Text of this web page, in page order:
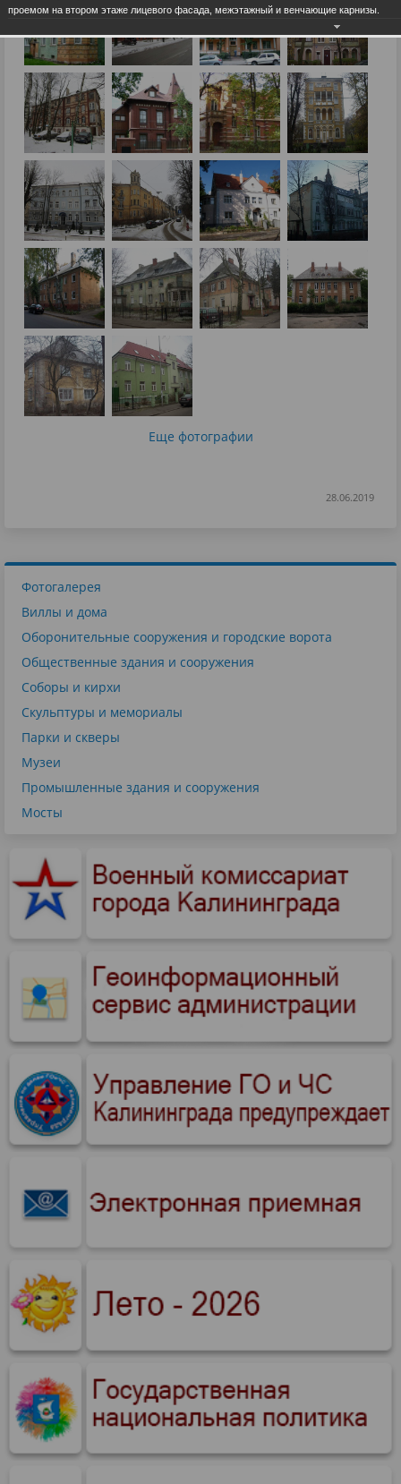
Еще фотографии
28.06.2019
Фотогалерея
Виллы и дома
Оборонительные сооружения и городские ворота
Общественные здания и сооружения
Соборы и кирхи
Скульптуры и мемориалы
Парки и скверы
Музеи
Промышленные здания и сооружения
Мосты
проемом на втором этаже лицевого фасада, межэтажный и венчающие карнизы.